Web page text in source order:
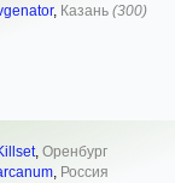
, Казань (300)
, Оренбург
, Россия